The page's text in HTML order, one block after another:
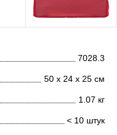
7028.3
50 х 24 х 25 см
1.07 кг
< 10 штук